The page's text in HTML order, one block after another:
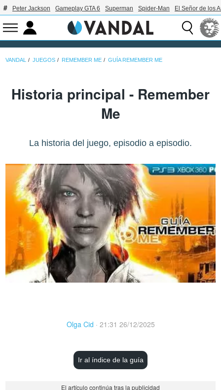
Peter Jackson Gameplay GTA 6 Superman Spider-Man El Señor de los
VANDAL JUEGOS REMEMBER ME GUÍA REMEMBER ME
Historia principal - Remember
Me
La historia del juego, episodio a episodio.
Olga Cid · 21:31 26/12/2025
Ir al índice de la guía